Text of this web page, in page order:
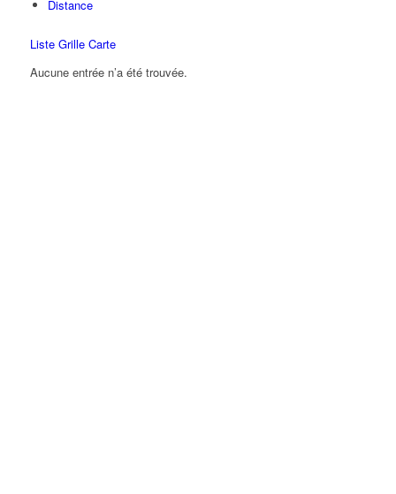
Distance
Liste Grille Carte
Aucune entrée n’a été trouvée.